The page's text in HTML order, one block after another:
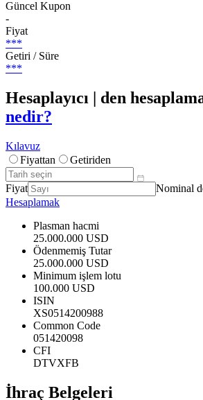
Güncel Kupon
-
Fiyat
***
Getiri / Süre
***
Hesaplayıcı | den
nedir?
Kılavuz
Fiyattan
Getiriden
Fiyat
Nominal
Hesaplamak
Plasman hacmi
25.000.000 USD
Ödenmemiş Tutar
25.000.000 USD
Minimum işlem lotu
100.000 USD
ISIN
XS0514200988
Common Code
051420098
CFI
DTVXFB
İhraç Belgeleri